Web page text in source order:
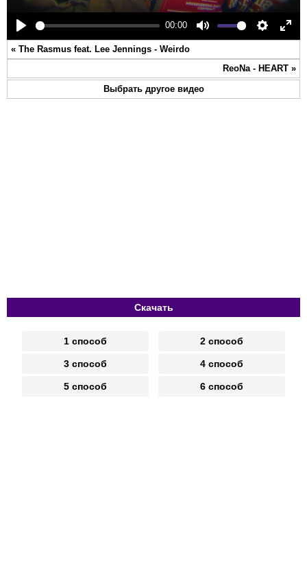
Play
00:00
Mute Settings
« The Rasmus feat. Lee Jennings - Weirdo
ReoNa - HEART »
Выбрать другое видео
Скачать
1 способ 2 способ
3 способ 4 способ
5 способ 6 способ